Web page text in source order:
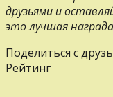
друзьями и
это лучшая
Поделиться с
Рейтинг